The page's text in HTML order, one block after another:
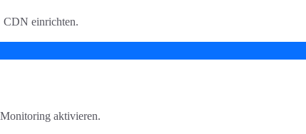
CDN einrichten.
aktivieren.